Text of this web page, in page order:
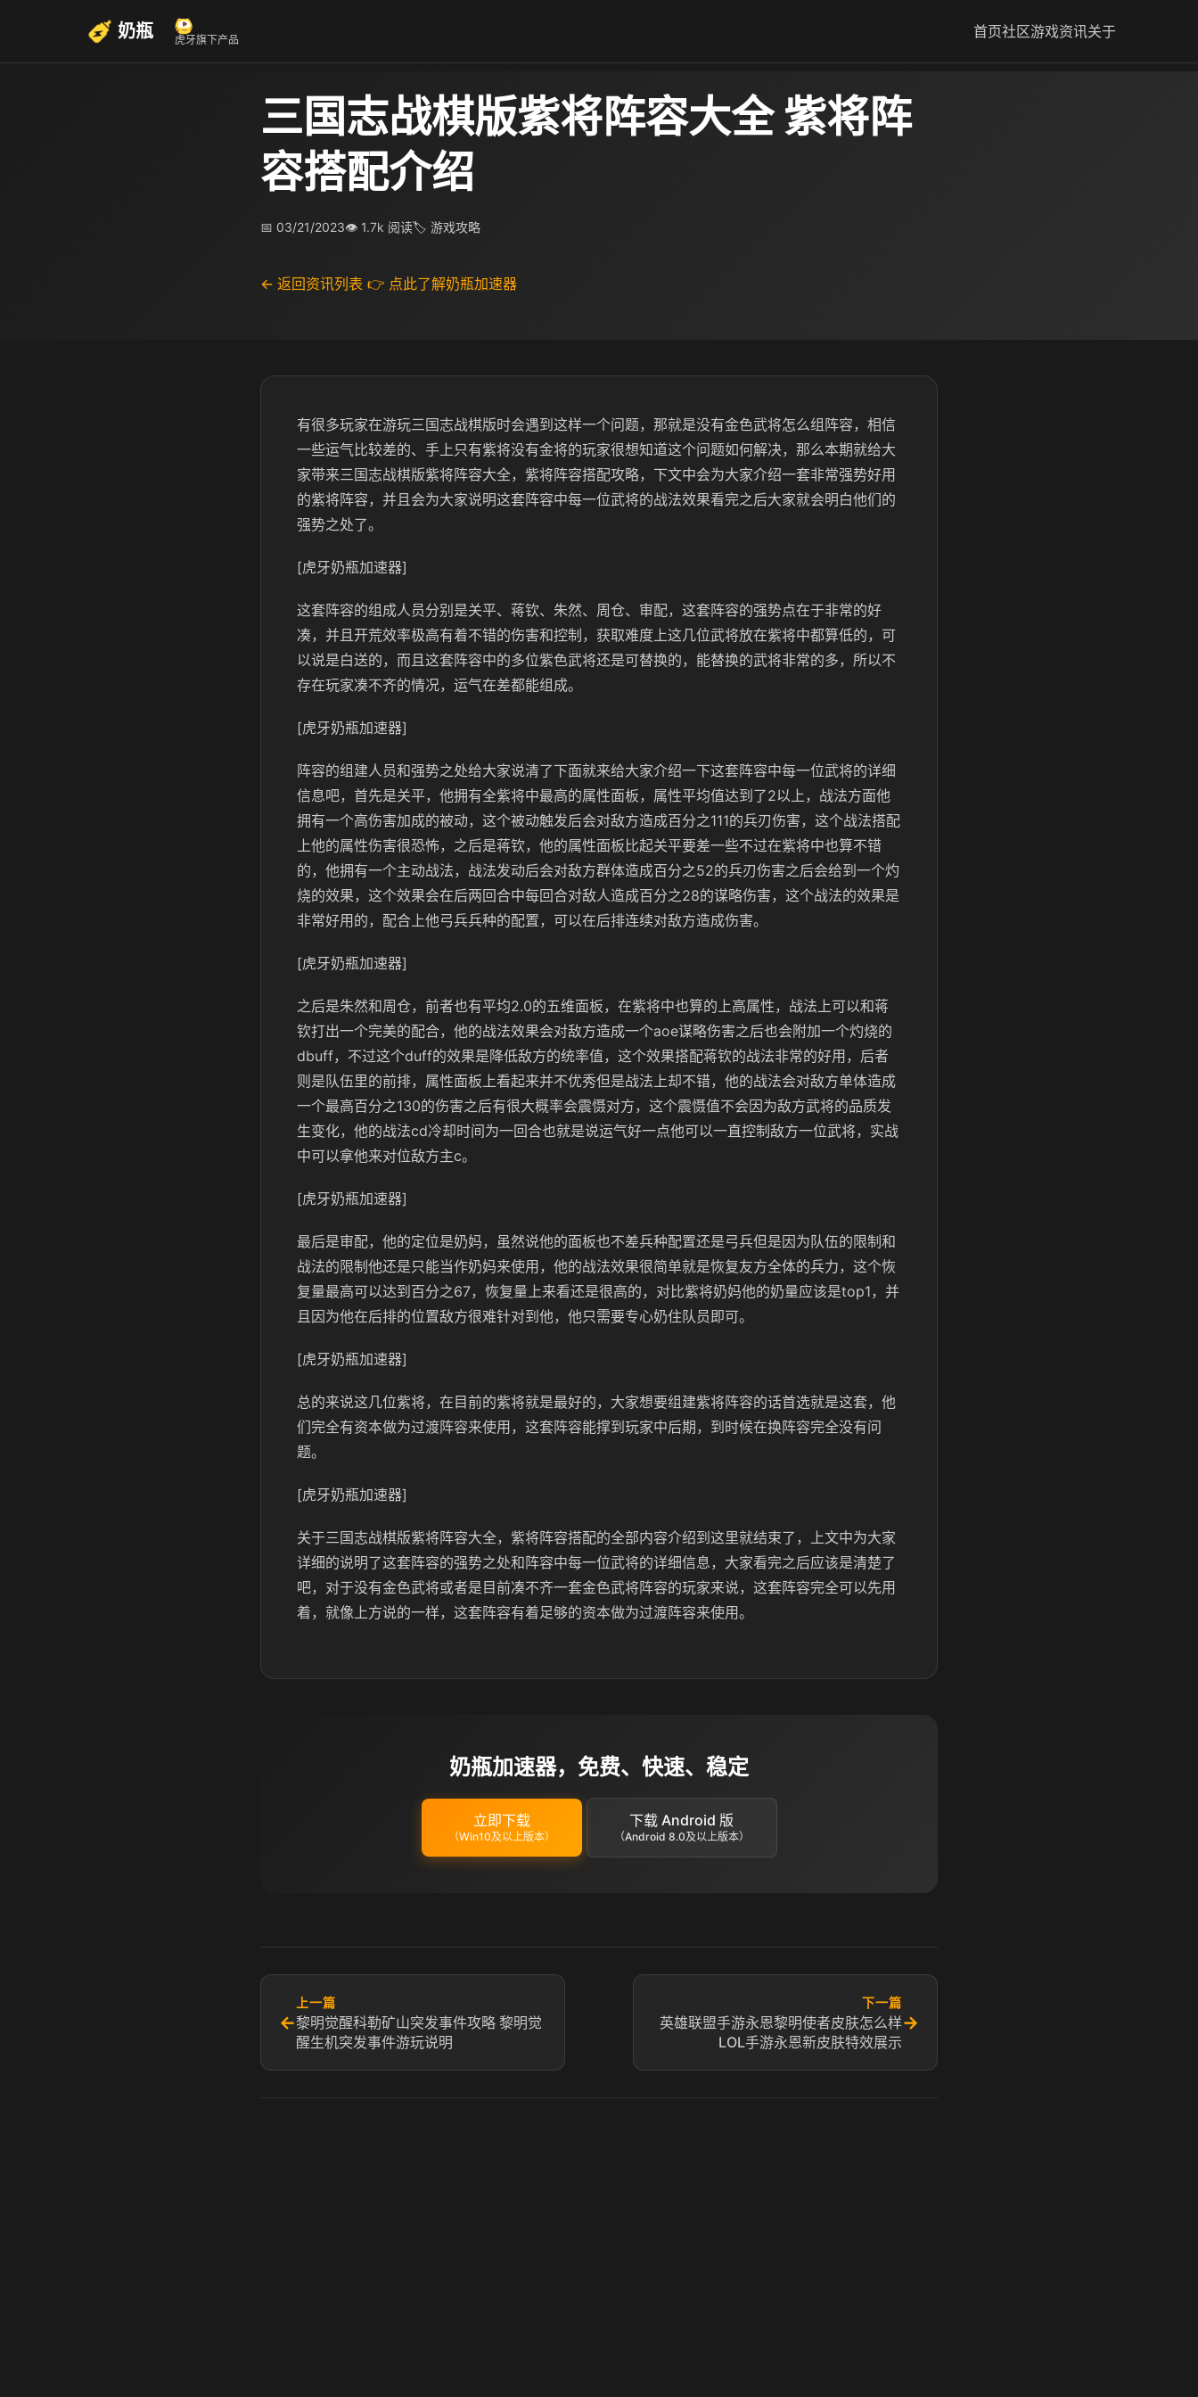
奶瓶 虎牙旗下产品 首页社区游戏资讯关于
三国志战棋版紫将阵容大全 紫将阵
容搭配介绍
📅 03/21/2023👁 1.7k 阅读🏷 游戏攻略
← 返回资讯列表 👉 点此了解奶瓶加速器
有很多玩家在游玩三国志战棋版时会遇到这样一个问题，那就是没有金色武将怎么组阵容，相信
一些运气比较差的、手上只有紫将没有金将的玩家很想知道这个问题如何解决，那么本期就给大
家带来三国志战棋版紫将阵容大全，紫将阵容搭配攻略，下文中会为大家介绍一套非常强势好用
的紫将阵容，并且会为大家说明这套阵容中每一位武将的战法效果看完之后大家就会明白他们的
强势之处了。
[虎牙奶瓶加速器]
这套阵容的组成人员分别是关平、蒋钦、朱然、周仓、审配，这套阵容的强势点在于非常的好
凑，并且开荒效率极高有着不错的伤害和控制，获取难度上这几位武将放在紫将中都算低的，可
以说是白送的，而且这套阵容中的多位紫色武将还是可替换的，能替换的武将非常的多，所以不
存在玩家凑不齐的情况，运气在差都能组成。
[虎牙奶瓶加速器]
阵容的组建人员和强势之处给大家说清了下面就来给大家介绍一下这套阵容中每一位武将的详细
信息吧，首先是关平，他拥有全紫将中最高的属性面板，属性平均值达到了2以上，战法方面他
拥有一个高伤害加成的被动，这个被动触发后会对敌方造成百分之111的兵刃伤害，这个战法搭配
上他的属性伤害很恐怖，之后是蒋钦，他的属性面板比起关平要差一些不过在紫将中也算不错
的，他拥有一个主动战法，战法发动后会对敌方群体造成百分之52的兵刃伤害之后会给到一个灼
烧的效果，这个效果会在后两回合中每回合对敌人造成百分之28的谋略伤害，这个战法的效果是
非常好用的，配合上他弓兵兵种的配置，可以在后排连续对敌方造成伤害。
[虎牙奶瓶加速器]
之后是朱然和周仓，前者也有平均2.0的五维面板，在紫将中也算的上高属性，战法上可以和蒋
钦打出一个完美的配合，他的战法效果会对敌方造成一个aoe谋略伤害之后也会附加一个灼烧的
dbuff，不过这个duff的效果是降低敌方的统率值，这个效果搭配蒋钦的战法非常的好用，后者
则是队伍里的前排，属性面板上看起来并不优秀但是战法上却不错，他的战法会对敌方单体造成
一个最高百分之130的伤害之后有很大概率会震慑对方，这个震慑值不会因为敌方武将的品质发
生变化，他的战法cd冷却时间为一回合也就是说运气好一点他可以一直控制敌方一位武将，实战
中可以拿他来对位敌方主c。
[虎牙奶瓶加速器]
最后是审配，他的定位是奶妈，虽然说他的面板也不差兵种配置还是弓兵但是因为队伍的限制和
战法的限制他还是只能当作奶妈来使用，他的战法效果很简单就是恢复友方全体的兵力，这个恢
复量最高可以达到百分之67，恢复量上来看还是很高的，对比紫将奶妈他的奶量应该是top1，并
且因为他在后排的位置敌方很难针对到他，他只需要专心奶住队员即可。
[虎牙奶瓶加速器]
总的来说这几位紫将，在目前的紫将就是最好的，大家想要组建紫将阵容的话首选就是这套，他
们完全有资本做为过渡阵容来使用，这套阵容能撑到玩家中后期，到时候在换阵容完全没有问
题。
[虎牙奶瓶加速器]
关于三国志战棋版紫将阵容大全，紫将阵容搭配的全部内容介绍到这里就结束了，上文中为大家
详细的说明了这套阵容的强势之处和阵容中每一位武将的详细信息，大家看完之后应该是清楚了
吧，对于没有金色武将或者是目前凑不齐一套金色武将阵容的玩家来说，这套阵容完全可以先用
着，就像上方说的一样，这套阵容有着足够的资本做为过渡阵容来使用。
奶瓶加速器，免费、快速、稳定
立即下载
（Win10及以上版本）
下载 Android 版
（Android 8.0及以上版本）
←
上一篇
黎明觉醒科勒矿山突发事件攻略 黎明觉
醒生机突发事件游玩说明
下一篇
英雄联盟手游永恩黎明使者皮肤怎么样
LOL手游永恩新皮肤特效展示
→